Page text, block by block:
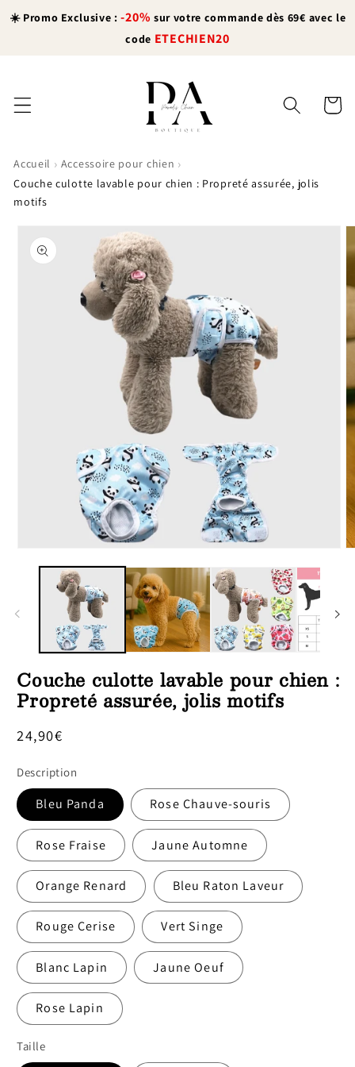
passer
☀️ Promo Exclusive :-20% sur votre commande dès 69€ avec le
code ETECHIEN20
Panier
Accueil › Accessoire pour chien ›
Couche culotte lavable pour chien : Propreté assurée, jolis
motifs
informations
produits
une
Couche culotte lavable pour chien :
Propreté assurée, jolis motifs
Prix
24,90€
Description
Bleu Panda Rose Chauve-souris
Rose Fraise Jaune Automne
Orange Renard Bleu Raton Laveur
Rouge Cerise Vert Singe
Blanc Lapin Jaune Oeuf
Rose Lapin
Taille